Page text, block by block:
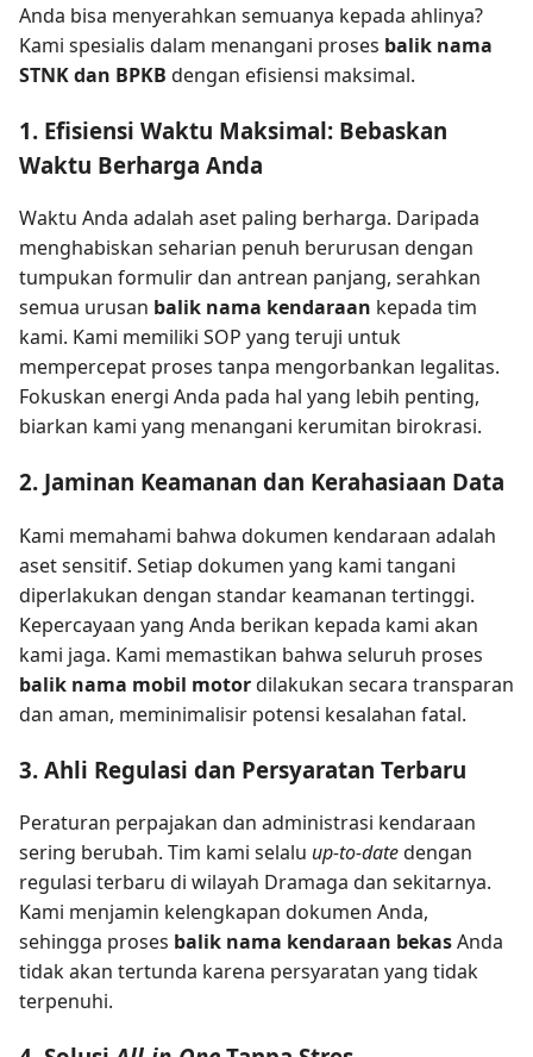
Anda bisa menyerahkan semuanya kepada ahlinya?
Kami spesialis dalam menangani proses balik nama
STNK dan BPKB dengan efisiensi maksimal.
1. Efisiensi Waktu Maksimal: Bebaskan
Waktu Berharga Anda
Waktu Anda adalah aset paling berharga. Daripada
menghabiskan seharian penuh berurusan dengan
tumpukan formulir dan antrean panjang, serahkan
semua urusan balik nama kendaraan kepada tim
kami. Kami memiliki SOP yang teruji untuk
mempercepat proses tanpa mengorbankan legalitas.
Fokuskan energi Anda pada hal yang lebih penting,
biarkan kami yang menangani kerumitan birokrasi.
2. Jaminan Keamanan dan Kerahasiaan Data
Kami memahami bahwa dokumen kendaraan adalah
aset sensitif. Setiap dokumen yang kami tangani
diperlakukan dengan standar keamanan tertinggi.
Kepercayaan yang Anda berikan kepada kami akan
kami jaga. Kami memastikan bahwa seluruh proses
balik nama mobil motordilakukan secara transparan
dan aman, meminimalisir potensi kesalahan fatal.
3. Ahli Regulasi dan Persyaratan Terbaru
Peraturan perpajakan dan administrasi kendaraan
sering berubah. Tim kami selalu up-to-datedengan
regulasi terbaru di wilayah Dramaga dan sekitarnya.
Kami menjamin kelengkapan dokumen Anda,
sehingga proses balik nama kendaraan bekasAnda
tidak akan tertunda karena persyaratan yang tidak
terpenuhi.